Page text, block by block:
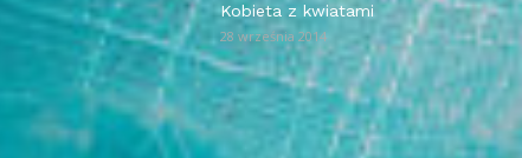
Kobieta z kwiatami
28 września 2014